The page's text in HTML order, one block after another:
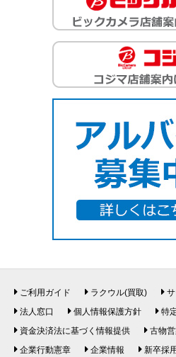
ご利用ガイド ラクウル(買取)
法人窓口
個人情報保護方針
特
資金決済法に基づく情報提供
古物
企業行動憲章
企業情報 新卒採